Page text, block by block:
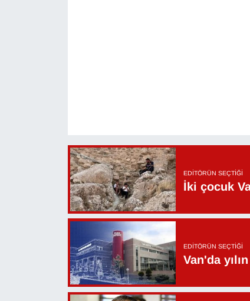
EDITÖRÜN SEÇTIĞI
İki çocuk
EDITÖRÜN SEÇTIĞI
Van'da
TEBRİK
VAN'DA SPOR